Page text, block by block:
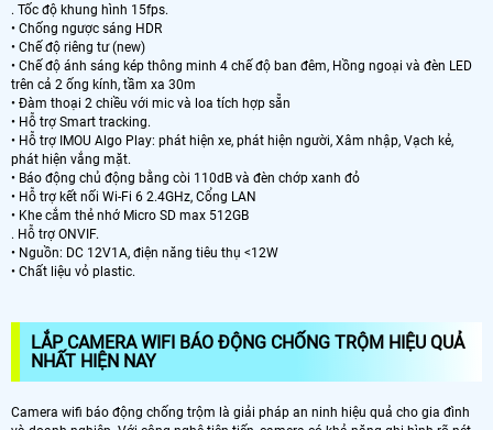
. Tốc độ khung hình 15fps.
• Chống ngược sáng HDR
• Chế độ riêng tư (new)
• Chế độ ánh sáng kép thông minh 4 chế độ ban đêm, Hồng ngoại và đèn LED
trên cả 2 ống kính, tầm xa 30m
• Đàm thoại 2 chiều với mic và loa tích hợp sẵn
• Hỗ trợ Smart tracking.
• Hỗ trợ IMOU Algo Play: phát hiện xe, phát hiện người, Xâm nhập, Vạch kẻ,
phát hiện vắng mặt.
• Báo động chủ động bằng còi 110dB và đèn chớp xanh đỏ
• Hỗ trợ kết nối Wi-Fi 6 2.4GHz, Cổng LAN
• Khe cắm thẻ nhớ Micro SD max 512GB
. Hỗ trợ ONVIF.
• Nguồn: DC 12V1A, điện năng tiêu thụ <12W
• Chất liệu vỏ plastic.
LẮP CAMERA WIFI BÁO ĐỘNG CHỐNG TRỘM HIỆU QUẢ
NHẤT HIỆN NAY
Camera wifi báo động chống trộm là giải pháp an ninh hiệu quả cho gia đình